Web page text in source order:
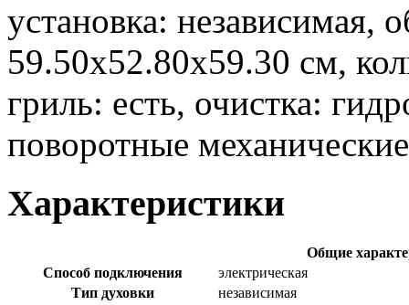
установка:
59.50х52.80х59.30 см,
гриль: есть, очистка:
поворотные
Характеристики
Общие
Способ подключения
электрическая
Тип духовки
независимая